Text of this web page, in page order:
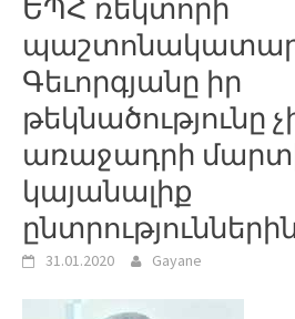
ԵՊՀ ռեկտորի
Գեւորգյանը իր
թեկնածությունը
առաջադրի
կայանալիք
31.01.2020 Gayane